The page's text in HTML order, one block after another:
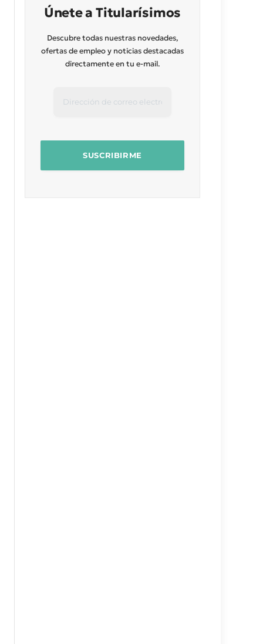
Únete a Titularísimos
Descubre todas nuestras novedades,
ofertas de empleo y noticias destacadas
directamente en tu e-mail.